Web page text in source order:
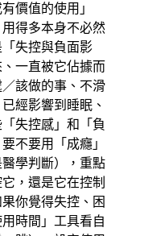
價值的使用」
用得多本身不必然
失控與負面影
一直被它佔據而
該做的事、不滑
經影響到睡眠、
失控感」和「負
不要用「成癮」
學判斷），重點
，還是它在控制
你覺得失控、困
時間」工具看自